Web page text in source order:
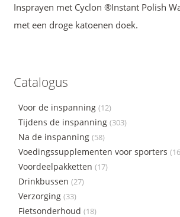
Insprayen met Cyclon ®Instant Polish
met een droge katoenen doek.
Catalogus
Voor de inspanning (12)
Tijdens de inspanning (303)
Na de inspanning (58)
Voedingssupplementen voor sporters
Voordeelpakketten (17)
Drinkbussen (27)
Verzorging (33)
Fietsonderhoud (18)